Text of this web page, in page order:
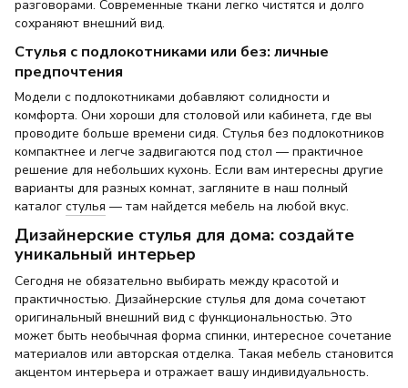
разговорами. Современные ткани легко чистятся и долго
сохраняют внешний вид.
Стулья с подлокотниками или без: личные
предпочтения
Модели с подлокотниками добавляют солидности и
комфорта. Они хороши для столовой или кабинета, где вы
проводите больше времени сидя. Стулья без подлокотников
компактнее и легче задвигаются под стол — практичное
решение для небольших кухонь. Если вам интересны другие
варианты для разных комнат, загляните в наш полный
каталог стулья — там найдется мебель на любой вкус.
Дизайнерские стулья для дома: создайте
уникальный интерьер
Сегодня не обязательно выбирать между красотой и
практичностью. Дизайнерские стулья для дома сочетают
оригинальный внешний вид с функциональностью. Это
может быть необычная форма спинки, интересное сочетание
материалов или авторская отделка. Такая мебель становится
акцентом интерьера и отражает вашу индивидуальность.